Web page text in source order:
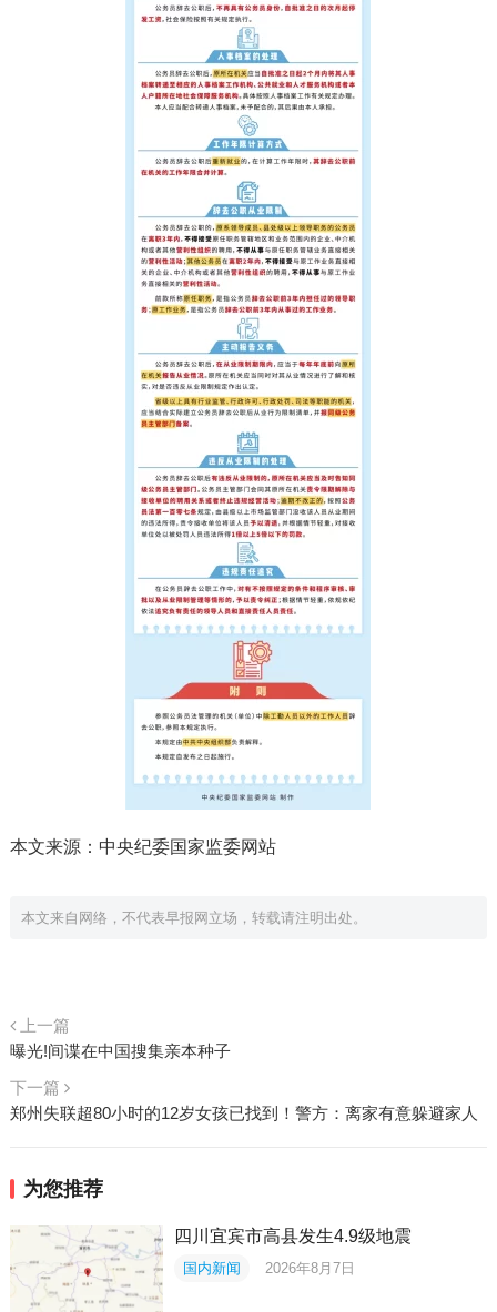
本文来源：中央纪委国家监委网站
本文来自网络，不代表早报网立场，转载请注明出处。
上一篇
曝光!间谍在中国搜集亲本种子
下一篇
郑州失联超80小时的12岁女孩已找到！警方：离家有意躲避家人
为您推荐
四川宜宾市高县发生4.9级地震
国内新闻 2026年8月7日